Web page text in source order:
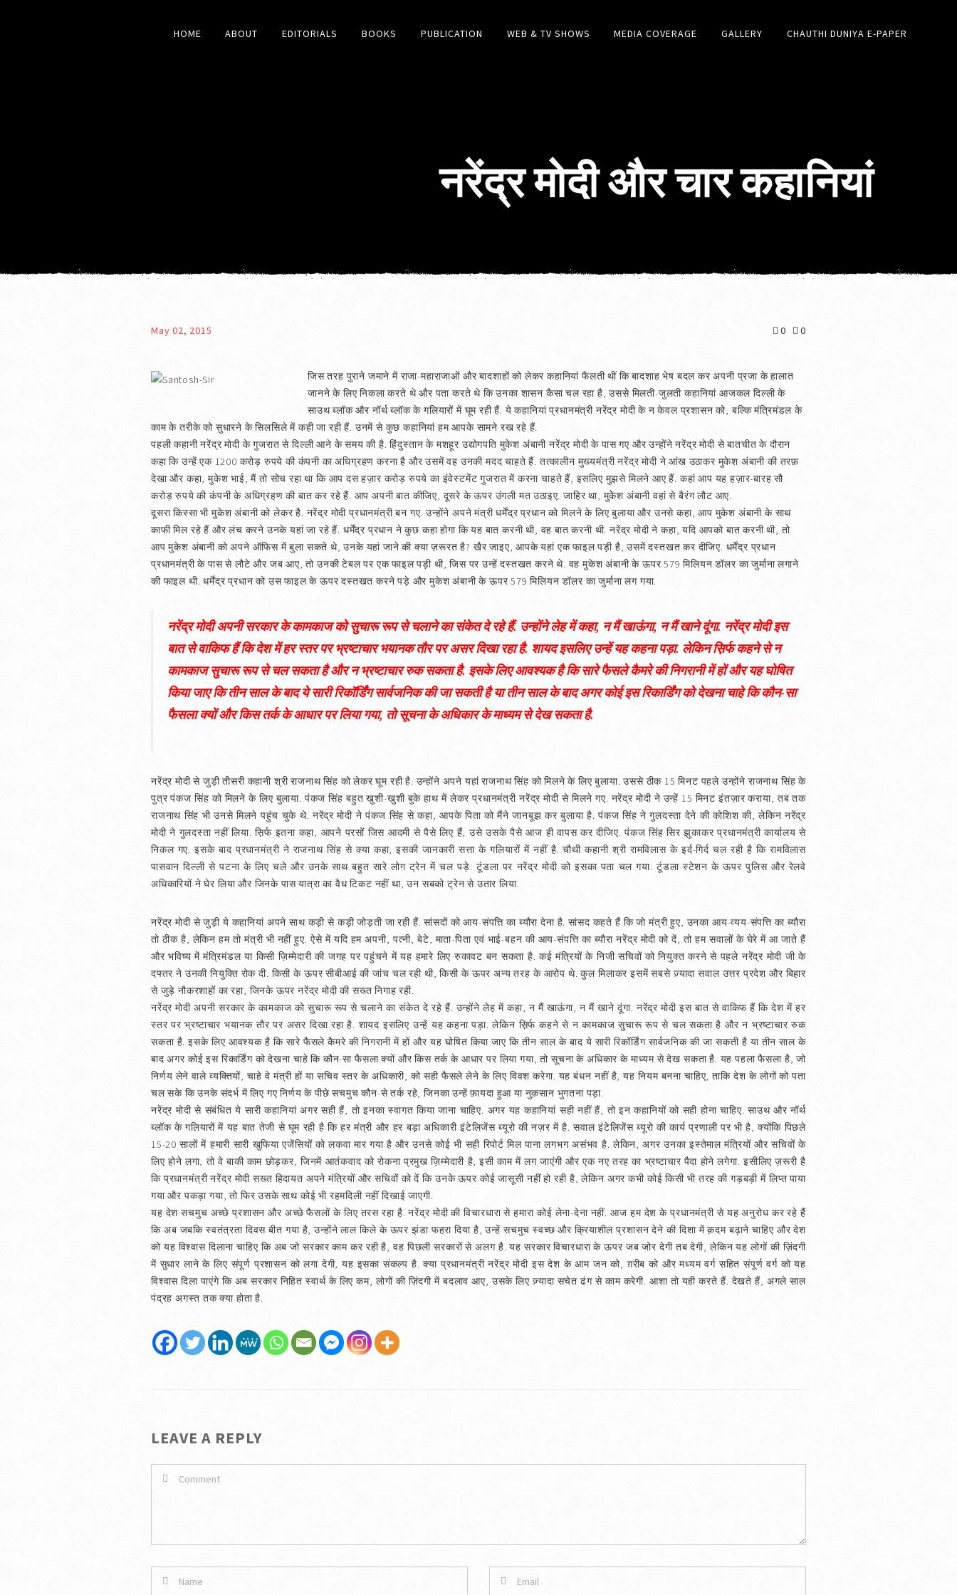
HOME ABOUT EDITORIALS BOOKS PUBLICATION WEB & TV SHOWS MEDIA COVERAGE GALLERY CHAUTHI DUNIYA E-PAPER
नरेंद्र मोदी और चार कहानियां
May 02, 2015 0 0
जिस तरह पुराने जमाने में राजा-महाराजाओं और बादशाहों को लेकर कहानियां फैलती थीं कि बादशाह भेष बदल कर अपनी प्रजा के हालात
जानने के लिए निकला करते थे और पता करते थे कि उनका शासन कैसा चल रहा है, उससे मिलती-जुलती कहानियां आजकल दिल्ली के
साउथ ब्लॉक और नॉर्थ ब्लॉक के गलियारों में घूम रही हैं. ये कहानियां प्रधानमंत्री नरेंद्र मोदी के न केवल प्रशासन को, बल्कि मंत्रिमंडल के
काम के तरीके को सुधारने के सिलसिले में कही जा रही हैं. उनमें से कुछ कहानियां हम आपके सामने रख रहे हैं.
पहली कहानी नरेंद्र मोदी के गुजरात से दिल्ली आने के समय की है. हिंदुस्तान के मशहूर उद्योगपति मुकेश अंबानी नरेंद्र मोदी के पास गए और उन्होंने नरेंद्र मोदी से बातचीत के दौरान
कहा कि उन्हें एक 1200 करोड़ रुपये की कंपनी का अधिग्रहण करना है और उसमें वह उनकी मदद चाहते हैं. तत्कालीन मुख्यमंत्री नरेंद्र मोदी ने आंख उठाकर मुकेश अंबानी की तरफ़
देखा और कहा, मुकेश भाई, मैं तो सोच रहा था कि आप दस हज़ार करोड़ रुपये का इंवेस्टमेंट गुजरात में करना चाहते हैं, इसलिए मुझसे मिलने आए हैं. कहां आप यह हज़ार-बारह सौ
करोड़ रुपये की कंपनी के अधिग्रहण की बात कर रहे हैं. आप अपनी बात कीजिए, दूसरे के ऊपर उंगली मत उठाइए. जाहिर था, मुकेेश अंबानी वहां से बैरंग लौट आए.
दूसरा किस्सा भी मुकेश अंबानी को लेकर है. नरेंद्र मोदी प्रधानमंत्री बन गए. उन्होंने अपने मंत्री धर्मेंद्र प्रधान को मिलने के लिए बुलाया और उनसे कहा, आप मुकेश अंबानी के साथ
काफी मिल रहे हैं और लंच करने उनके यहां जा रहे हैं. धर्मेंद्र प्रधान ने कुछ कहा होगा कि यह बात करनी थी, वह बात करनी थी. नरेंद्र मोदी ने कहा, यदि आपको बात करनी थी, तो
आप मुकेश अंबानी को अपने ऑफिस में बुला सकते थे, उनके यहां जाने की क्या ज़रूरत है? खैर जाइए, आपके यहां एक फाइल पड़ी है, उसमें दस्तखत कर दीजिए. धर्मेंद्र प्रधान
प्रधानमंत्री के पास से लौटे और जब आए, तो उनकी टेबल पर एक फाइल पड़ी थी, जिस पर उन्हें दस्तखत करने थे. वह मुकेश अंबानी के ऊपर 579 मिलियन डॉलर का जुर्माना लगाने
की फाइल थी. धर्मेंद्र प्रधान को उस फाइल के ऊपर दस्तखत करने पड़े और मुकेश अंबानी के ऊपर 579 मिलियन डॉलर का जुर्माना लग गया.
नरेंद्र मोदी अपनी सरकार के कामकाज को सुचारू रूप से चलाने का संकेत दे रहे हैं. उन्होंने लेह में कहा, न मैं खाऊंगा, न मैं खाने दूंगा. नरेंद्र मोदी इस
बात से वाकिफ हैं कि देश में हर स्तर पर भ्रष्टाचार भयानक तौर पर असर दिखा रहा है. शायद इसलिए उन्हें यह कहना पड़ा. लेकिन स़िर्फ कहने से न
कामकाज सुचारू रूप से चल सकता है और न भ्रष्टाचार रुक सकता है. इसके लिए आवश्यक है कि सारे फैसले कैमरे की निगरानी में हों और यह घोषित
किया जाए कि तीन साल के बाद ये सारी रिकॉर्डिंग सार्वजनिक की जा सकती है या तीन साल के बाद अगर कोई इस रिकार्डिंग को देखना चाहे कि कौन-सा
फैसला क्यों और किस तर्क के आधार पर लिया गया, तो सूचना के अधिकार के माध्यम से देख सकता है.
नरेंद्र मोदी से जुड़ी तीसरी कहानी श्री राजनाथ सिंह को लेकर घूम रही है. उन्होंने अपने यहां राजनाथ सिंह को मिलने के लिए बुलाया. उससे ठीक 15 मिनट पहले उन्होंने राजनाथ सिंह के
पुत्र पंकज सिंह को मिलने के लिए बुलाया. पंकज सिंह बहुत खुशी-खुशी बुके हाथ में लेकर प्रधानमंत्री नरेंद्र मोदी से मिलने गए. नरेंद्र मोदी ने उन्हें 15 मिनट इंतज़ार कराया, तब तक
राजनाथ सिंह भी उनसे मिलने पहुंच चुके थे. नरेंद्र मोदी ने पंकज सिंह से कहा, आपके पिता को मैंने जानबूझ कर बुलाया है. पंकज सिंह ने गुलदस्ता देने की कोशिश की, लेकिन नरेंद्र
मोदी ने गुलदस्ता नहीं लिया. स़िर्फ इतना कहा, आपने परसों जिस आदमी से पैसे लिए हैं, उसे उसके पैसे आज ही वापस कर दीजिए. पंकज सिंह सिर झुकाकर प्रधानमंत्री कार्यालय से
निकल गए. इसके बाद प्रधानमंत्री ने राजनाथ सिंह से क्या कहा, इसकी जानकारी सत्ता के गलियारों में नहीं है. चौथी कहानी श्री रामविलास के इर्द-गिर्द चल रही है कि रामविलास
पासवान दिल्ली से पटना के लिए चले और उनके साथ बहुत सारे लोग ट्रेन में चल पड़े. टूंडला पर नरेंद्र मोदी को इसका पता चल गया. टूंडला स्टेशन के ऊपर पुलिस और रेलवे
अधिकारियों ने घेर लिया और जिनके पास यात्रा का वैध टिकट नहीं था, उन सबको ट्रेन से उतार लिया.
नरेंद्र मोदी से जुड़ी ये कहानियां अपने साथ कड़ी से कड़ी जोड़ती जा रही हैं. सांसदों को आय-संपत्ति का ब्यौरा देना है. सांसद कहते हैं कि जो मंत्री हुए, उनका आय-व्यय-संपत्ति का ब्यौरा
तो ठीक है, लेकिन हम तो मंत्री भी नहीं हुए. ऐसे में यदि हम अपनी, पत्नी, बेटे, माता-पिता एवं भाई-बहन की आय-संपत्ति का ब्यौरा नरेंद्र मोदी को दें, तो हम सवालों के घेरे में आ जाते हैं
और भविष्य में मंत्रिमंडल या किसी ज़िम्मेदारी की जगह पर पहुंचने में यह हमारे लिए रुकावट बन सकता है. कई मंत्रियों के निजी सचिवों को नियुक्त करने से पहले नरेंद्र मोदी जी के
दफ्तर ने उनकी नियुक्ति रोक दी. किसी के ऊपर सीबीआई की जांच चल रही थी, किसी के ऊपर अन्य तरह के आरोप थे. कुल मिलाकर इसमें सबसे ज़्यादा सवाल उत्तर प्रदेश और बिहार
से जुड़े नौकरशाहों का रहा, जिनके ऊपर नरेंद्र मोदी की सख्त निगाह रही.
नरेंद्र मोदी अपनी सरकार के कामकाज को सुचारू रूप से चलाने का संकेत दे रहे हैं. उन्होंने लेह में कहा, न मैं खाऊंगा, न मैं खाने दूंगा. नरेंद्र मोदी इस बात से वाकिफ हैं कि देश में हर
स्तर पर भ्रष्टाचार भयानक तौर पर असर दिखा रहा है. शायद इसलिए उन्हें यह कहना पड़ा. लेकिन स़िर्फ कहने से न कामकाज सुचारू रूप से चल सकता है और न भ्रष्टाचार रुक
सकता है. इसके लिए आवश्यक है कि सारे फैसले कैमरे की निगरानी में हों और यह घोषित किया जाए कि तीन साल के बाद ये सारी रिकॉर्डिंग सार्वजनिक की जा सकती है या तीन साल के
बाद अगर कोई इस रिकार्डिंग को देखना चाहे कि कौन-सा फैसला क्यों और किस तर्क के आधार पर लिया गया, तो सूचना के अधिकार के माध्यम से देख सकता है. यह पहला फैसला है, जो
निर्णय लेने वाले व्यक्तियों, चाहे वे मंत्री हों या सचिव स्तर के अधिकारी, को सही फैसले लेने के लिए विवश करेगा. यह बंधन नहीं है, यह नियम बनना चाहिए, ताकि देश के लोगों को पता
चल सके कि उनके संदर्भ में लिए गए निर्णय के पीछे सचमुच कौन-से तर्क रहे, जिनका उन्हें फ़ायदा हुआ या नुक़सान भुगतना पड़ा.
नरेंद्र मोदी से संबंधित ये सारी कहानियां अगर सही हैं, तो इनका स्वागत किया जाना चाहिए. अगर यह कहानियां सही नहीं हैं, तो इन कहानियों को सही होना चाहिए. साउथ और नॉर्थ
ब्लॉक के गलियारों में यह बात तेजी से घूम रही है कि हर मंत्री और हर बड़ा अधिकारी इंटेलिजेंस ब्यूरो की नज़र में है. सवाल इंटेलिजेंस ब्यूरो की कार्य प्रणाली पर भी है, क्योंकि पिछले
15-20 सालों में हमारी सारी खुफिया एजेंसियों को लकवा मार गया है और उनसे कोई भी सही रिपोर्ट मिल पाना लगभग असंभव है. लेकिन, अगर उनका इस्तेमाल मंत्रियों और सचिवों के
लिए होने लगा, तो वे बाकी काम छोड़कर, जिनमें आतंकवाद को रोकना प्रमुख ज़िम्मेदारी है, इसी काम में लग जाएंगी और एक नए तरह का भ्रष्टाचार पैदा होने लगेगा. इसीलिए ज़रूरी है
कि प्रधानमंत्री नरेंद्र मोदी सख्त हिदायत अपने मंत्रियों और सचिवों को दें कि उनके ऊपर कोई जासूसी नहीं हो रही है, लेकिन अगर कभी कोई किसी भी तरह की गड़बड़ी में लिप्त पाया
गया और पकड़ा गया, तो फिर उसके साथ कोई भी रहमदिली नहीं दिखाई जाएगी.
यह देश सचमुच अच्छे प्रशासन और अच्छे फैसलों के लिए तरस रहा है. नरेंद्र मोदी की विचारधारा से हमारा कोई लेना-देना नहीं. आज हम देश के प्रधानमंत्री से यह अनुरोध कर रहे हैं
कि अब जबकि स्वतंत्रता दिवस बीत गया है, उन्होंने लाल किले के ऊपर झंडा फहरा दिया है, उन्हें सचमुच स्वच्छ और क्रियाशील प्रशासन देने की दिशा में क़दम बढ़ाने चाहिए और देश
को यह विश्‍वास दिलाना चाहिए कि अब जो सरकार काम कर रही है, वह पिछली सरकारों से अलग है. यह सरकार विचारधारा के ऊपर जब जोर देगी तब देगी, लेकिन यह लोगों की ज़िंदगी
में सुधार लाने के लिए संपूर्ण प्रशासन को लगा देगी, यह इसका संकल्प है. क्या प्रधानमंत्री नरेंद्र मोदी इस देश के आम जन को, ग़रीब को और मध्यम वर्ग सहित संपूर्ण वर्ग को यह
विश्‍वास दिला पाएंगे कि अब सरकार निहित स्वार्थ के लिए कम, लोगों की ज़िंदगी में बदलाव आए, उसके लिए ज़्यादा सचेत ढंग से काम करेगी. आशा तो यही करते हैं. देखते हैं, अगले साल
पंद्रह अगस्त तक क्या होता है.
LEAVE A REPLY